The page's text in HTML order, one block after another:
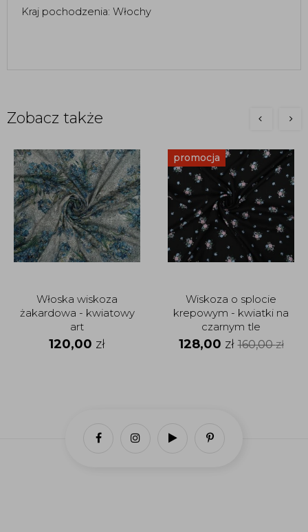
Kraj pochodzenia: Włochy
Zobacz także
Włoska wiskoza
żakardowa - kwiatowy
art
120,00 zł
promocja
Wiskoza o splocie
krepowym - kwiatki na
czarnym tle
128,00 zł 160,00zł